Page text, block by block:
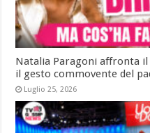
Natalia Paragoni affronta
il gesto commovente del
Luglio 25, 2026